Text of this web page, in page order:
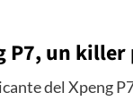
P7, un killer
del Xpeng